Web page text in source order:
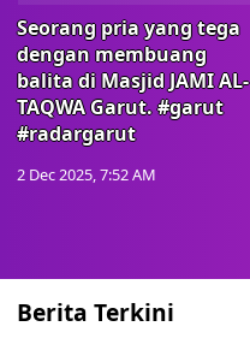
Seorang pria yang tega
dengan membuang
balita di Masjid JAMI AL-
TAQWA Garut. #garut
#radargarut
2 Dec 2025, 7:52 AM
Berita Terkini